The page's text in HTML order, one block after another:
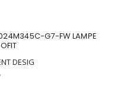
G7-FW LAMPE
DESIG